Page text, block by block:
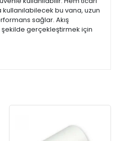
bu vana, uzun
sağlar. Akış
gerçekleştirmek için